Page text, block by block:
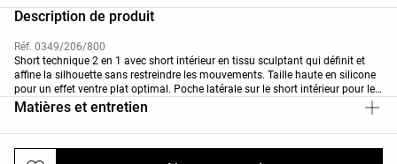
Description de produit
Réf. 0349/206/800
Short technique 2 en 1 avec short intérieur en tissu sculptant qui définit et
affine la silhouette sans restreindre les mouvements. Taille haute en silicone
pour un effet ventre plat optimal. Poche latérale sur le short intérieur pour le
téléphone. Tissu respirant et hautement résistant. Longueur du short
Matières et entretien